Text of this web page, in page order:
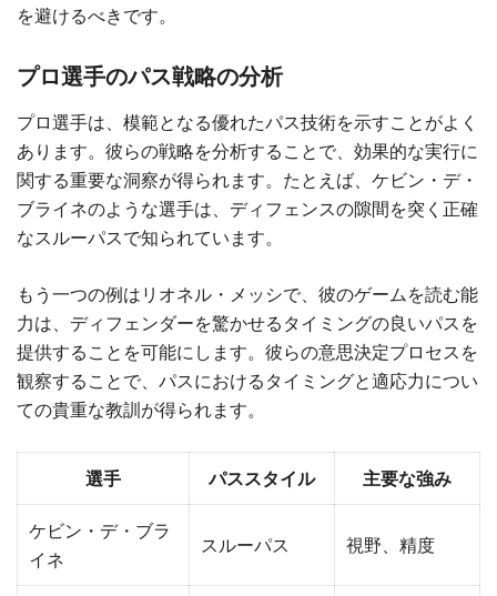
を避けるべきです。
プロ選手のパス戦略の分析
プロ選手は、模範となる優れたパス技術を示すことがよく
あります。彼らの戦略を分析することで、効果的な実行に
関する重要な洞察が得られます。たとえば、ケビン・デ・
ブライネのような選手は、ディフェンスの隙間を突く正確
なスルーパスで知られています。
もう一つの例はリオネル・メッシで、彼のゲームを読む能
力は、ディフェンダーを驚かせるタイミングの良いパスを
提供することを可能にします。彼らの意思決定プロセスを
観察することで、パスにおけるタイミングと適応力につい
ての貴重な教訓が得られます。
選手 パススタイル 主要な強み
ケビン・デ・ブラ
イネ
スルーパス 視野、精度